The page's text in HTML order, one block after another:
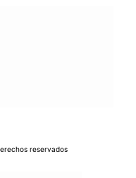
reservados